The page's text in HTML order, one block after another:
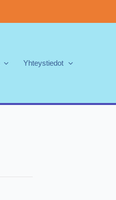
Yhteystiedot